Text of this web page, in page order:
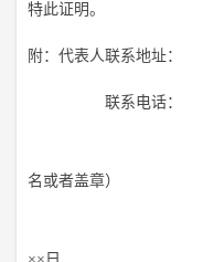
特此证明。
附：代表人联系地址：
联系电话：
推
名或者盖章）
×××